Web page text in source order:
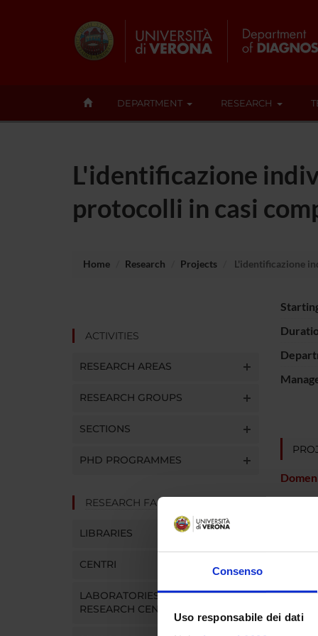
Consenso
Uso responsabile dei dati
DEPARTMENT RESEARCH
L'identificazione
protocolli in casi
Home Research Projects L'identificazione
ACTIVITIES
RESEARCH AREAS
RESEARCH GROUPS
SECTIONS
PHD PROGRAMMES
RESEARCH FACILITIES
LIBRARIES
CENTRI
LABORATORIES AND
RESEARCH CENTRES